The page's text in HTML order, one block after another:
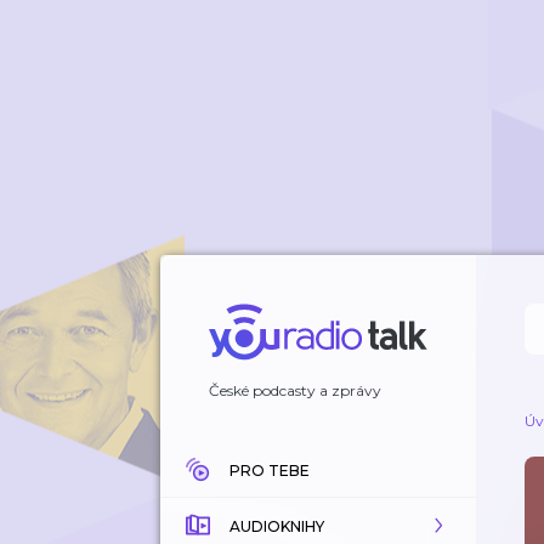
České podcasty a zprávy
PRO TEBE
AUDIOKNIHY